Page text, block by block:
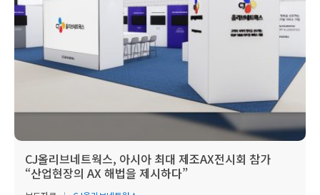
CJ올리브네트웍스, 아시아 최대 제조AX전시회 참가
“산업현장의 AX 해법을 제시하다”